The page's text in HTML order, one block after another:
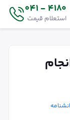
4180 - 041
استعلام قیمت